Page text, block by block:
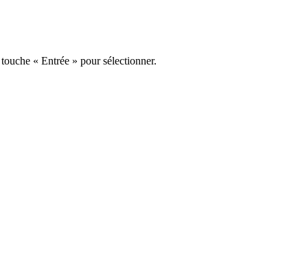
« Entrée » pour sélectionner.